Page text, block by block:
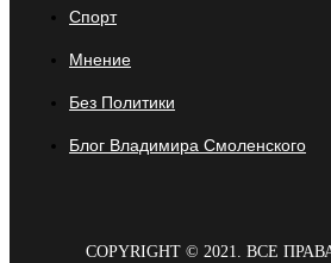
Спорт
Мнение
Без Политики
Блог Владимира Смоленского
COPYRIGHT © 2021. ВСЕ